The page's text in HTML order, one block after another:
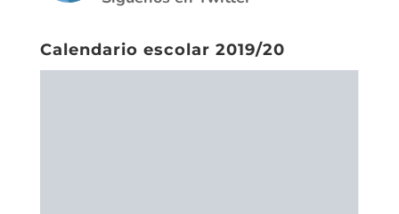
Calendario escolar 2019/20